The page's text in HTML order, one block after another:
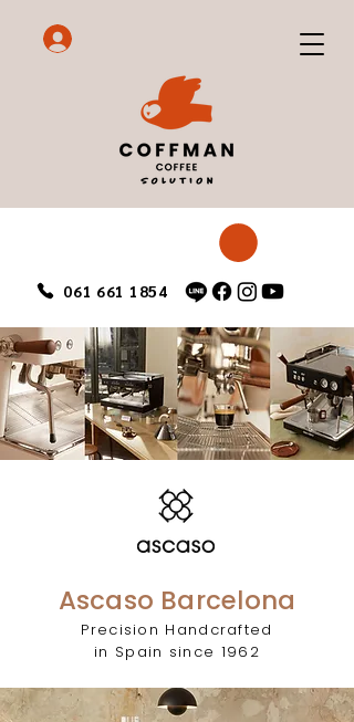
061 661 1854
Ascaso Barcelona
Precision Handcrafted
in Spain since 1962